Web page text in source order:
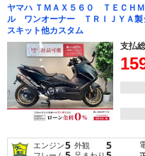
ヤマハ ＴＭＡＸ５６０ ＴＥＣＨ
ル ワンオーナー ＴＲＩＪＹＡ製
スキット他カスタム
支払
エンジン5 外観 5